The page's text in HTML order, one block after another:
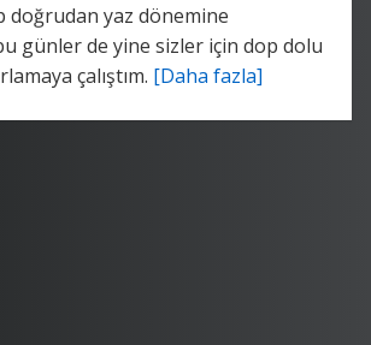
doğrudan yaz dönemine
günler de yine sizler için dop dolu
çalıştım. [Daha fazla]